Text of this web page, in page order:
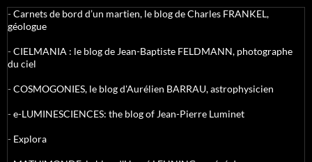
-Carnets de bord d’un martien, le blog de Charles FRANKEL,
géologue
-CIELMANIA : le blog de Jean-Baptiste FELDMANN, photographe
du ciel
-COSMOGONIES, le blog d'Aurélien BARRAU, astrophysicien
-e-LUMINESCIENCES: the blog of Jean-Pierre Luminet
- Explora